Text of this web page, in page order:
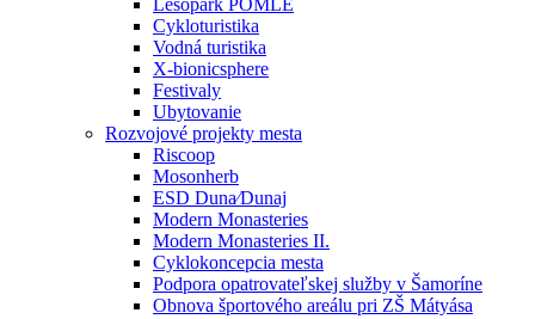
Lesopark POMLE
Cykloturistika
Vodná turistika
X-bionicsphere
Festivaly
Ubytovanie
Rozvojové projekty mesta
Riscoop
Mosonherb
ESD Duna⁄Dunaj
Modern Monasteries
Modern Monasteries II.
Cyklokoncepcia mesta
Podpora opatrovateľskej služby v Šamoríne
Obnova športového areálu pri ZŠ Mátyása